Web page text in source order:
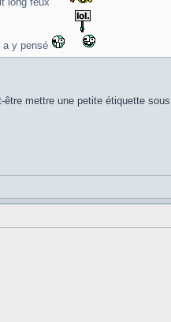
a y pensé
mettre une petite étiquette